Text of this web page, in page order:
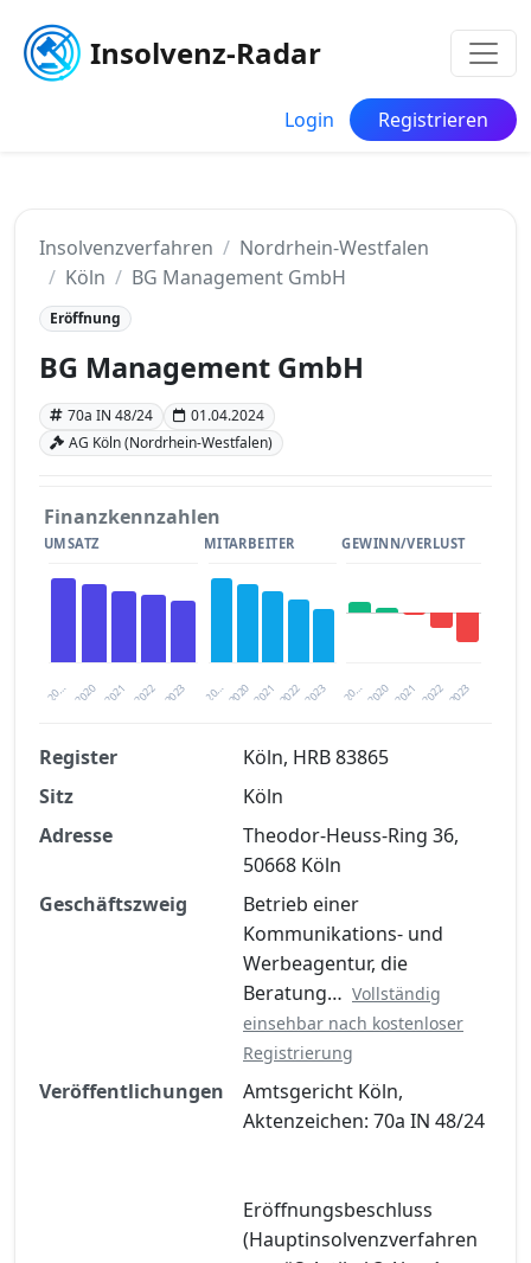
Insolvenz-Radar
Login Registrieren
Insolvenzverfahren
Nordrhein-Westfalen
Köln
BG Management GmbH
Eröffnung
BG Management GmbH
70a IN 48/24
01.04.2024
AG Köln (Nordrhein-Westfalen)
Finanzkennzahlen
UMSATZ
20… 2021 2023
2020 2022
MITARBEITER
20… 2021 2023
2020 2022
GEWINN/VERLUST
20… 2021 2023
2020 2022
Finanzkennzahlen nach kostenloser
Registrierung verfügbar
Jetzt kostenlos registrieren
Register
Köln, HRB 83865
Sitz
Köln
Adresse
Theodor-Heuss-Ring 36,
50668 Köln
Geschäftszweig
Betrieb einer
Kommunikations- und
Werbeagentur, die
Beratung… Vollständig
einsehbar nach kostenloser
Registrierung
Veröffentlichungen
Amtsgericht Köln,
Aktenzeichen: 70a IN 48/24
Eröffnungsbeschluss
(Hauptinsolvenzverfahren